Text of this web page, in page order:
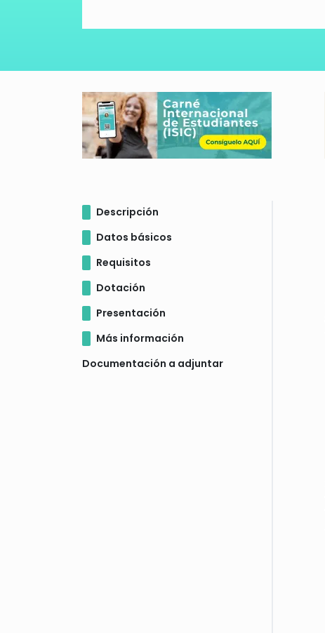
Descripción
Datos básicos
Requisitos
Dotación
Presentación
Más información
Documentación a adjuntar